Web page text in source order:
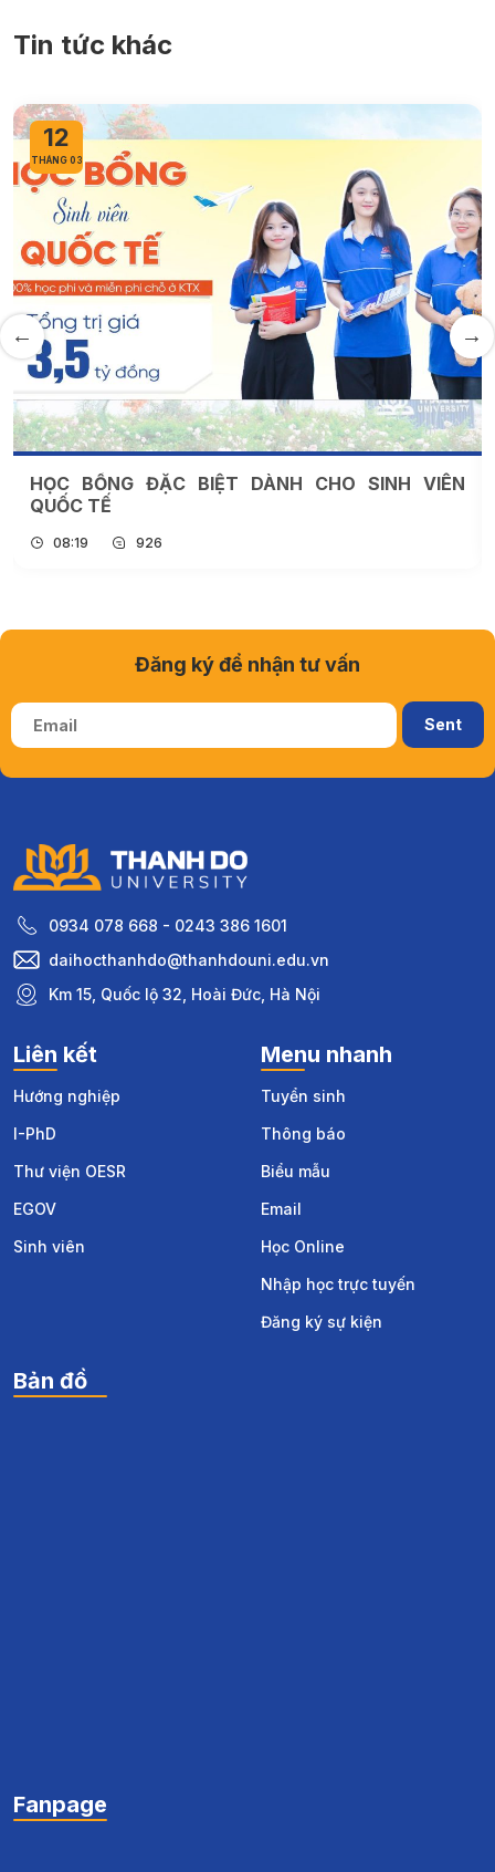
Tin tức khác
12
THÁNG 03
HỌC BỔNG ĐẶC BIỆT DÀNH CHO SINH VIÊN
QUỐC TẾ
08:19 926
0934 078 668 - 0243 386 1601
daihocthanhdo@thanhdouni.edu.vn
Km 15, Quốc lộ 32, Hoài Đức, Hà Nội
Liên kết
Hướng nghiệp
I-PhD
Thư viện OESR
EGOV
Sinh viên
Menu nhanh
Tuyển sinh
Thông báo
Biểu mẫu
Email
Học Online
Nhập học trực tuyến
Đăng ký sự kiện
Bản đồ
Fanpage
Đăng ký để nhận tư vấn